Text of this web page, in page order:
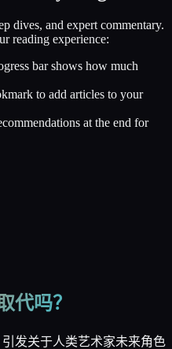
dives, and expert commentary.
reading experience:
bar shows how much
to add articles to your
at the end for
代吗？
发关于人类艺术家未来角色